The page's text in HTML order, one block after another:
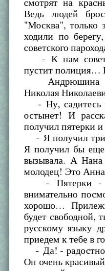
Ведь людей
"Москва", только
ходили по
советского
- К нам
пустит полиция…
Андрюшина
Николая
- Ну, садитесь
остынет! И
получил пятерки и
- Я получил три
Я получил бы
вызывала. А
молодец! Это
- Пятерки -
внимательно
хорошо…
будет свободной,
русскому языку
приедем к тебе в
- Да! - радостно
Он очень